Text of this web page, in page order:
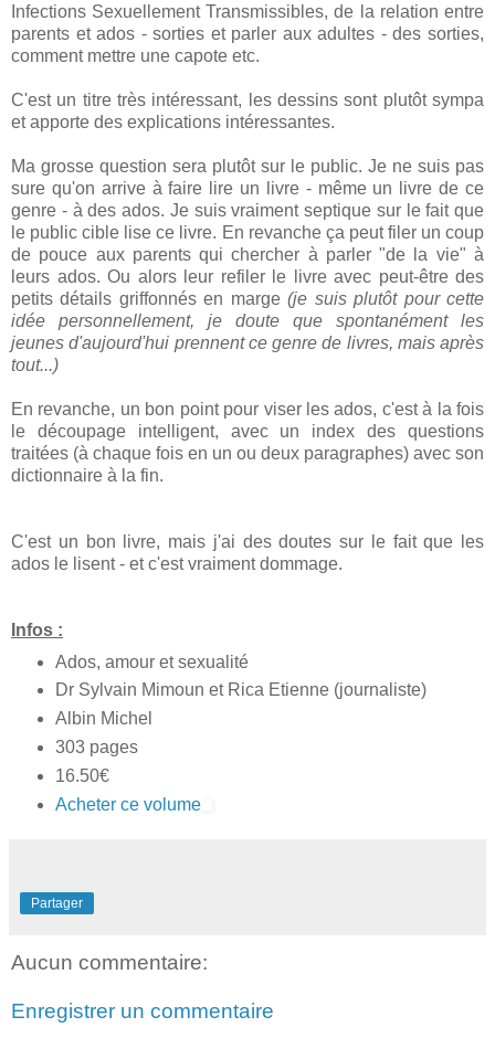
Infections Sexuellement Transmissibles, de la relation entre
parents et ados - sorties et parler aux adultes - des sorties,
comment mettre une capote etc.
C'est un titre très intéressant, les dessins sont plutôt sympa
et apporte des explications intéressantes.
Ma grosse question sera plutôt sur le public. Je ne suis pas
sure qu'on arrive à faire lire un livre - même un livre de ce
genre - à des ados. Je suis vraiment septique sur le fait que
le public cible lise ce livre. En revanche ça peut filer un coup
de pouce aux parents qui chercher à parler "de la vie" à
leurs ados. Ou alors leur refiler le livre avec peut-être des
petits détails griffonnés en marge(je suis plutôt pour cette
idée personnellement, je doute que spontanément les
jeunes d'aujourd'hui prennent ce genre de livres, mais après
tout...)
En revanche, un bon point pour viser les ados, c'est à la fois
le découpage intelligent, avec un index des questions
traitées (à chaque fois en un ou deux paragraphes) avec son
dictionnaire à la fin.
C'est un bon livre, mais j'ai des doutes sur le fait que les
ados le lisent - et c'est vraiment dommage.
Infos :
Ados, amour et sexualité
Dr Sylvain Mimoun et Rica Etienne (journaliste)
Albin Michel
303 pages
16.50€
Acheter ce volume
Partager
Aucun commentaire:
Enregistrer un commentaire